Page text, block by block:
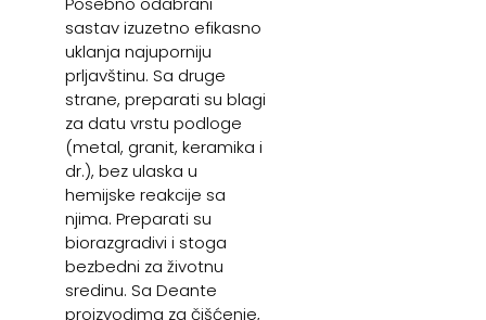
sastav izuzetno efikasno
uklanja najuporniju
prljavštinu. Sa druge
strane, preparati su blagi
za datu vrstu podloge
(metal, granit, keramika i
dr.), bez ulaska u
hemijske reakcije sa
njima. Preparati su
biorazgradivi i stoga
bezbedni za životnu
sredinu. Sa Deante
proizvodima za čišćenje,